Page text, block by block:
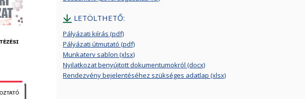
LETÖLTHETŐ:
Pályázati kiírás (pdf)
Pályázati útmutató (pdf)
Munkaterv sablon (xlsx)
Nyilatkozat benyújtott dokumentumokról (docx)
Rendezvény bejelentéséhez szükséges adatlap (xlsx)